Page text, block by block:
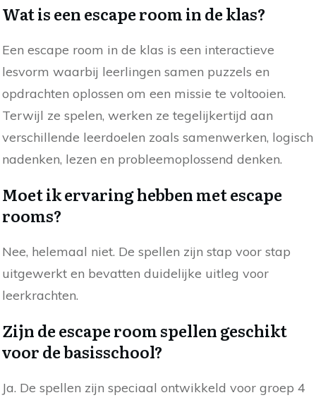
Wat is een escape room in de klas?
Een escape room in de klas is een interactieve
lesvorm waarbij leerlingen samen puzzels en
opdrachten oplossen om een missie te voltooien.
Terwijl ze spelen, werken ze tegelijkertijd aan
verschillende leerdoelen zoals samenwerken, logisch
nadenken, lezen en probleemoplossend denken.
Moet ik ervaring hebben met escape
rooms?
Nee, helemaal niet. De spellen zijn stap voor stap
uitgewerkt en bevatten duidelijke uitleg voor
leerkrachten.
Zijn de escape room spellen geschikt
voor de basisschool?
Ja. De spellen zijn speciaal ontwikkeld voor groep 4